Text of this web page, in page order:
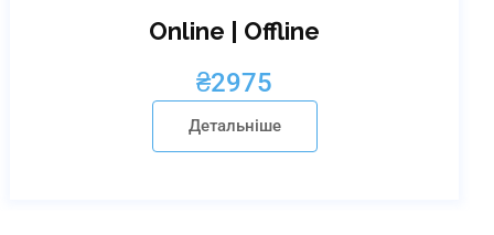
Online | Offline
₴2975
Детальніше